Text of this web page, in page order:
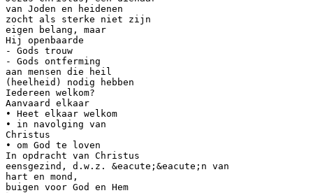
van Joden en heidenen
zocht als sterke niet zijn
eigen belang, maar
Hij openbaarde
- Gods trouw
- Gods ontferming
aan mensen die heil
(heelheid) nodig hebben
Iedereen welkom?
Aanvaard elkaar
• Heet elkaar welkom
• in navolging van
Christus
• om God te loven
In opdracht van Christus
eensgezind, d.w.z. &eacute;&eacute;n van
hart en mond,
buigen voor God en Hem